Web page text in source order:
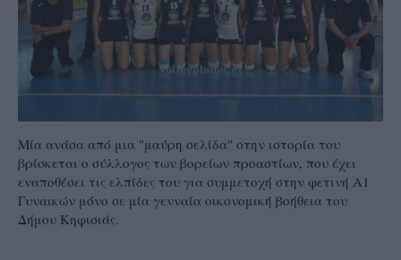
Μία ανάσα από μια "μαύρη σελίδα" στην ιστορία του
βρίσκεται ο σύλλογος των βορείων προαστίων, που έχει
εναποθέσει τις ελπίδες του για συμμετοχή στην φετινή Α1
Γυναικών μόνο σε μία γενναία οικονομική βοήθεια του
Δήμου Κηφισιάς.